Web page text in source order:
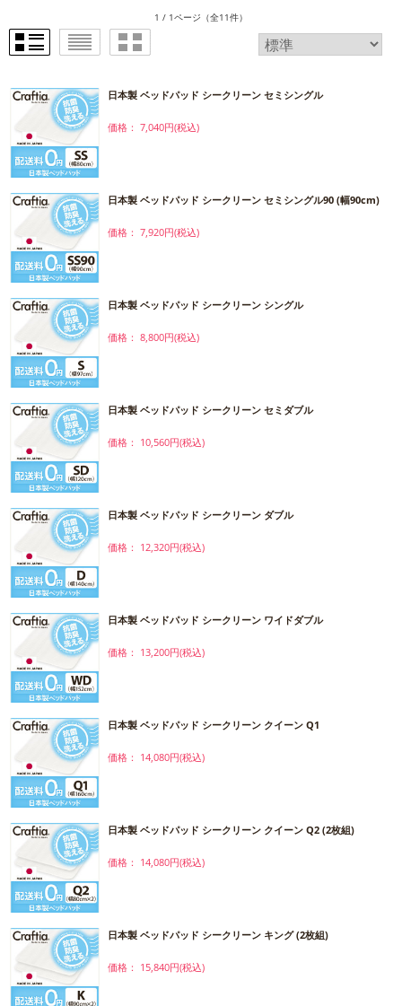
1 / 1ページ （全11件）
日本製 ベッドパッド シークリーン セミシングル
価格： 7,040円(税込)
日本製 ベッドパッド シークリーン セミシングル90 (幅90cm)
価格： 7,920円(税込)
日本製 ベッドパッド シークリーン シングル
価格： 8,800円(税込)
日本製 ベッドパッド シークリーン セミダブル
価格： 10,560円(税込)
日本製 ベッドパッド シークリーン ダブル
価格： 12,320円(税込)
日本製 ベッドパッド シークリーン ワイドダブル
価格： 13,200円(税込)
日本製 ベッドパッド シークリーン クイーン Q1
価格： 14,080円(税込)
日本製 ベッドパッド シークリーン クイーン Q2 (2枚組)
価格： 14,080円(税込)
日本製 ベッドパッド シークリーン キング (2枚組)
価格： 15,840円(税込)